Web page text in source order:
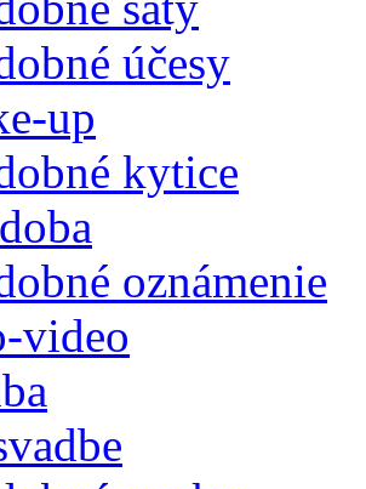
účesy
up
kytice
oznámenie
video